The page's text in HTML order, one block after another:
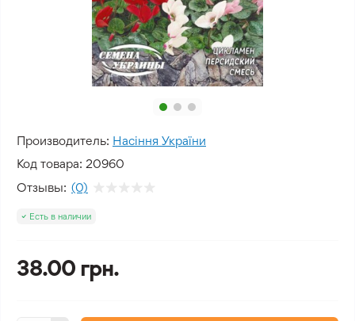
Производитель: Насіння України
Код товара: 20960
Отзывы: (0)
Есть в наличии
38.00 грн.